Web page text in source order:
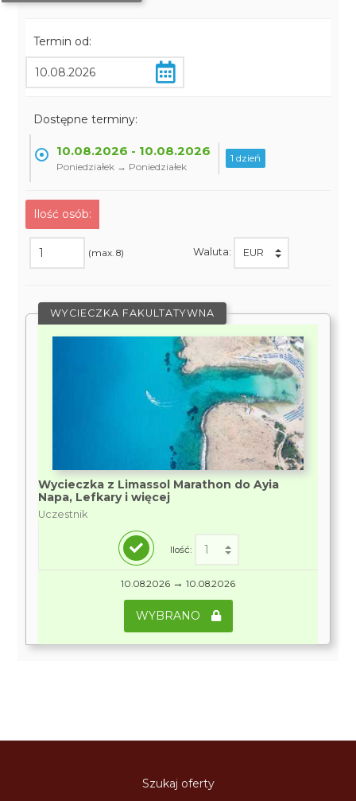
Termin od:
Dostępne terminy:
10.08.2026 - 10.08.2026
Poniedziałek → Poniedziałek
1 dzień
Ilość osób:
(max. 8) Waluta:
WYCIECZKA FAKULTATYWNA
Wycieczka z Limassol Marathon do Ayia
Napa, Lefkary i więcej
Uczestnik
Ilość:
10.08.2026 → 10.08.2026
WYBRANO
Szukaj oferty